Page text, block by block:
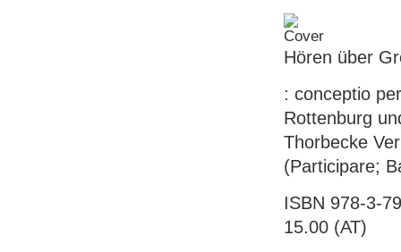
Hören über
: conceptio
Rottenburg
Thorbecke
(Participare;
ISBN 978-3-
15.00 (AT)